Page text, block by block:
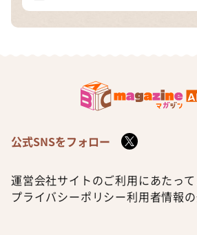
公式SNSをフォロー
運営会社サイトのご利用にあたって
プライバシーポリシー利用者情報